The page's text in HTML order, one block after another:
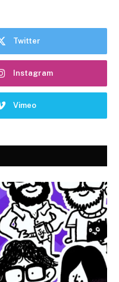
Twitter
Instagram
Vimeo